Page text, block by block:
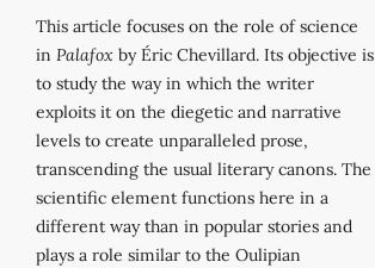
This article focuses on the role of science
in Palafox by Éric Chevillard. Its objective is
to study the way in which the writer
exploits it on the diegetic and narrative
levels to create unparalleled prose,
transcending the usual literary canons. The
scientific element functions here in a
different way than in popular stories and
plays a role similar to the Oulipian